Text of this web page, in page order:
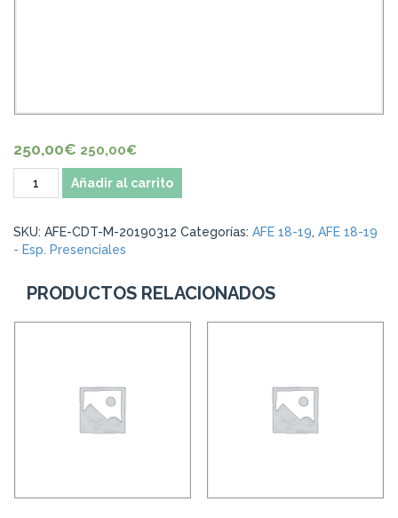
250,00€ 250,00€
Cantidad Añadir al carrito
SKU: AFE-CDT-M-20190312 Categorías: AFE 18-19, AFE 18-19
- Esp. Presenciales
PRODUCTOS RELACIONADOS